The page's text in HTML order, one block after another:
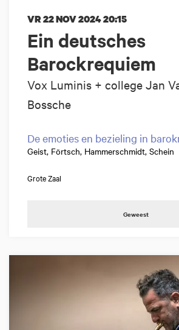
Ein deutsches
Barockrequiem
Vox Luminis + college Jan
Bossche
VR 22 NOV 202420:15
De emoties en bezieling in
Geist, Förtsch, Hammerschmidt, Schein
Grote Zaal
Geweest